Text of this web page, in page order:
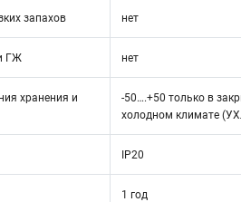
запахов нет
ГЖ нет
хранения и
-50….+50 только в
холодном климате
IP20
1 год